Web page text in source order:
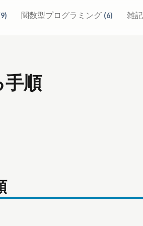
9) 関数型プログラミング (6) 雑記
手順